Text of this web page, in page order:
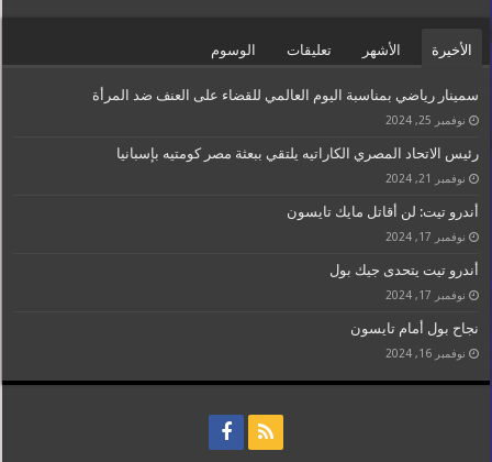
الأخيرة الأشهر تعليقات الوسوم
سمينار رياضي بمناسبة اليوم العالمي للقضاء على العنف ضد المرأة
نوفمبر 25, 2024
رئيس الاتحاد المصري الكاراتيه يلتقي ببعثة مصر كومتيه بإسبانيا
نوفمبر 21, 2024
أندرو تيت: لن أقاتل مايك تايسون
نوفمبر 17, 2024
أندرو تيت يتحدى جيك بول
نوفمبر 17, 2024
نجاح بول أمام تايسون
نوفمبر 16, 2024